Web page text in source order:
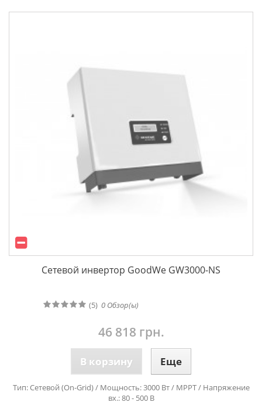
Сетевой инвертор GoodWe GW3000-NS
(5) 0 Обзор(ы)
46 818 грн.
В корзину Еще
Тип: Сетевой (On-Grid) / Мощность: 3000 Вт / MPPT / Напряжение
вх.: 80 - 500 В